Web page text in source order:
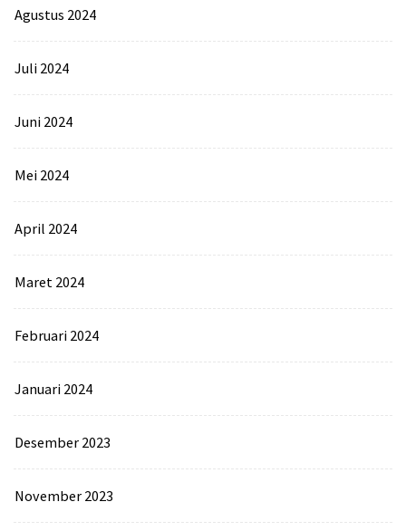
Agustus 2024
Juli 2024
Juni 2024
Mei 2024
April 2024
Maret 2024
Februari 2024
Januari 2024
Desember 2023
November 2023